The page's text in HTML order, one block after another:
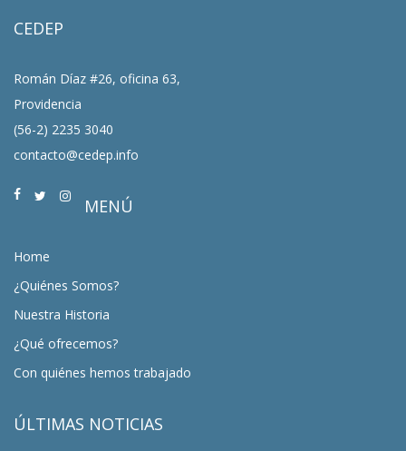
CEDEP
Román Díaz #26, oficina 63,
Providencia
(56-2) 2235 3040
contacto@cedep.info
MENÚ
Home
¿Quiénes Somos?
Nuestra Historia
¿Qué ofrecemos?
Con quiénes hemos trabajado
ÚLTIMAS NOTICIAS